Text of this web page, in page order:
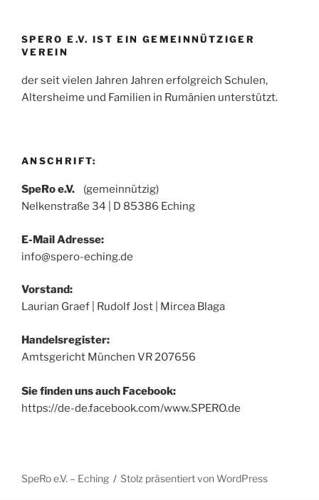
SPERO E.V. IST EIN GEMEINNÜTZIGER
VEREIN
der seit vielen Jahren Jahren erfolgreich Schulen,
Altersheime und Familien in Rumänien unterstützt.
ANSCHRIFT:
SpeRo e.V. (gemeinnützig)
Nelkenstraße 34 | D 85386 Eching
E-Mail Adresse:
info@spero-eching.de
Vorstand:
Laurian Graef | Rudolf Jost | Mircea Blaga
Handelsregister:
Amtsgericht München VR 207656
Sie finden uns auch Facebook:
https://de-de.facebook.com/www.SPERO.de
SpeRo e.V. – Eching Stolz präsentiert von WordPress